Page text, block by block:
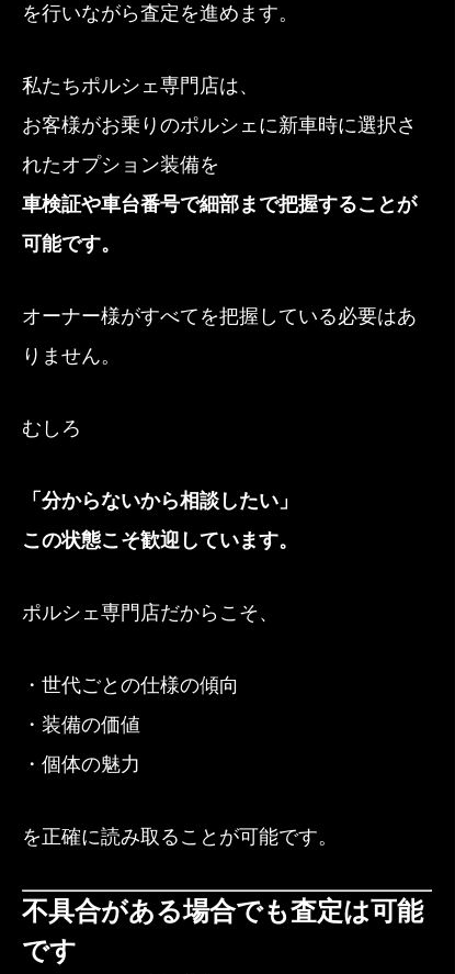
を行いながら査定を進めます。
私たちポルシェ専門店は、
お客様がお乗りのポルシェに新車時に選択さ
れたオプション装備を
車検証や車台番号で細部まで把握することが
可能です。
オーナー様がすべてを把握している必要はあ
りません。
むしろ
「分からないから相談したい」
この状態こそ歓迎しています。
ポルシェ専門店だからこそ、
・世代ごとの仕様の傾向
・装備の価値
・個体の魅力
を正確に読み取ることが可能です。
不具合がある場合でも査定は可能
です